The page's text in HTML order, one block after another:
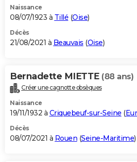
Naissance
08/07/1923 à Tillé (Oise)
Décès
21/08/2021 à Beauvais (Oise)
Bernadette MIETTE (88 ans)
Créer une cagnotte obsèques
Naissance
19/11/1932 à Criquebeuf-sur-Seine (
Décès
08/07/2021 à Rouen (Seine-Maritime)